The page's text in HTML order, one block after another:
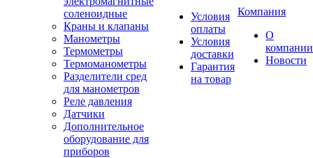
соленоидные
Краны и клапаны
Манометры
Термометры
Термоманометры
Разделители сред
для манометров
Реле давления
Датчики
Дополнительное
оборудование для
приборов
Условия
оплаты
Условия
доставки
Гарантия
на товар
Компания
О
компании
Новости